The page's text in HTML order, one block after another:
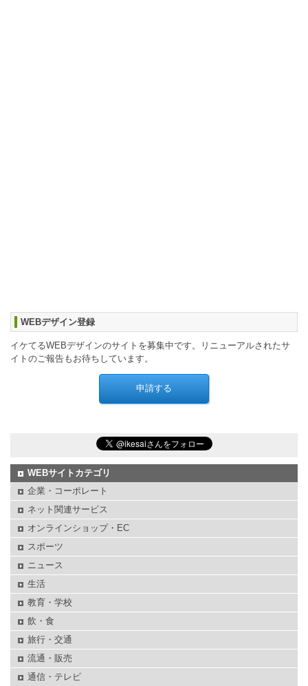
WEBデザイン登録
イケてるWEBデザインのサイトを募集中です。リニューアルされたサ
イトのご報告もお待ちしています。
WEBサイトカテゴリ
企業・コーポレート
ネット関連サービス
オンラインショップ・EC
スポーツ
ニュース
生活
教育・学校
飲・食
旅行・交通
流通・販売
通信・テレビ